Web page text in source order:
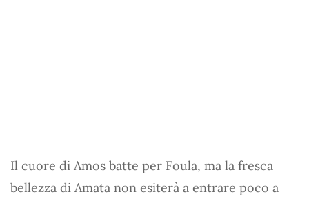
Il cuore di Amos batte per Foula, ma la fresca
bellezza di Amata non esiterà a entrare poco a